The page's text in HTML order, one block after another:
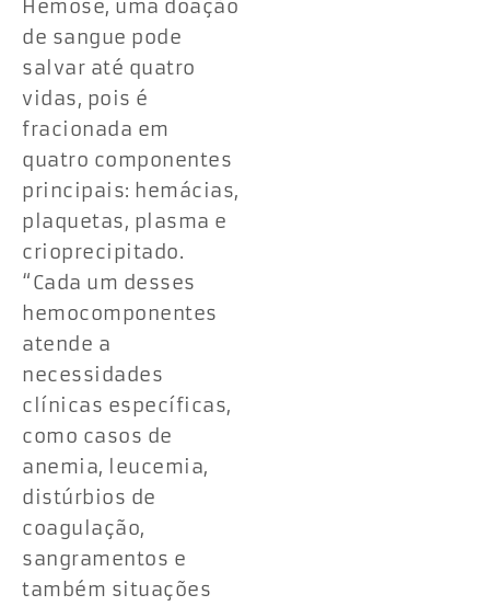
Hemose, uma doação
de sangue pode
salvar até quatro
vidas, pois é
fracionada em
quatro componentes
principais: hemácias,
plaquetas, plasma e
crioprecipitado.
“Cada um desses
hemocomponentes
atende a
necessidades
clínicas específicas,
como casos de
anemia, leucemia,
distúrbios de
coagulação,
sangramentos e
também situações